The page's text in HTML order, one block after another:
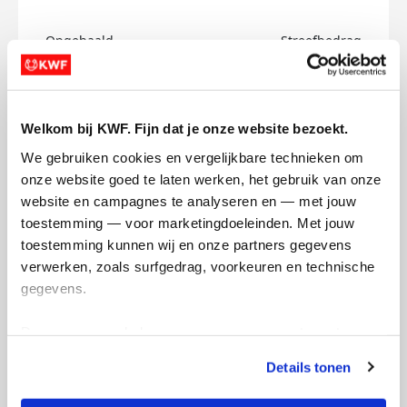
Welkom bij KWF. Fijn dat je onze website bezoekt.
We gebruiken cookies en vergelijkbare technieken om
onze website goed te laten werken, het gebruik van onze
website en campagnes te analyseren en — met jouw
toestemming — voor marketingdoeleinden. Met jouw
toestemming kunnen wij en onze partners gegevens
verwerken, zoals surfgedrag, voorkeuren en technische
gegevens.
tonen. Je kunt je toestemming op elk moment wijzigen of
intrekken via Cookie instellingen onderaan de pagina. De
Details tonen
Opgehaald
€0
Streefbedrag
€500
Madelief's badges